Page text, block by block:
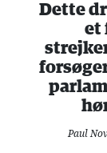
Dette
et
Paul